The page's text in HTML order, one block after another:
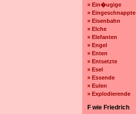
» Ein�ugige
» Eingeschnappte
» Eisenbahn
» Elche
» Elefanten
» Engel
» Enten
» Entsetzte
» Esel
» Essende
» Eulen
» Explodierende
F wie Friedrich